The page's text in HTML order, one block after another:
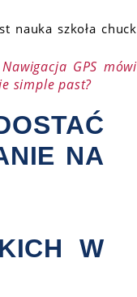
GPS mówi
simple past?
NA
W